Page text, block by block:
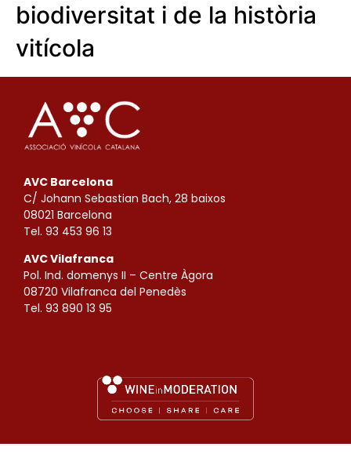
biodiversitat i de la història
vitícola
AVC Barcelona
C/ Johann Sebastian Bach, 28 baixos
08021 Barcelona
Tel. 93 453 96 13
AVC Vilafranca
Pol. Ind. domenys II – Centre Àgora
08720 Vilafranca del Penedès
Tel. 93 890 13 95